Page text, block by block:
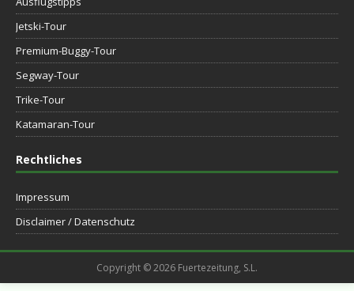
Jetski-Tour
Premium-Buggy-Tour
Segway-Tour
Trike-Tour
Katamaran-Tour
Rechtliches
Impressum
Disclaimer / Datenschutz
Copyright © 2026 Fuertezeitung, S.L.